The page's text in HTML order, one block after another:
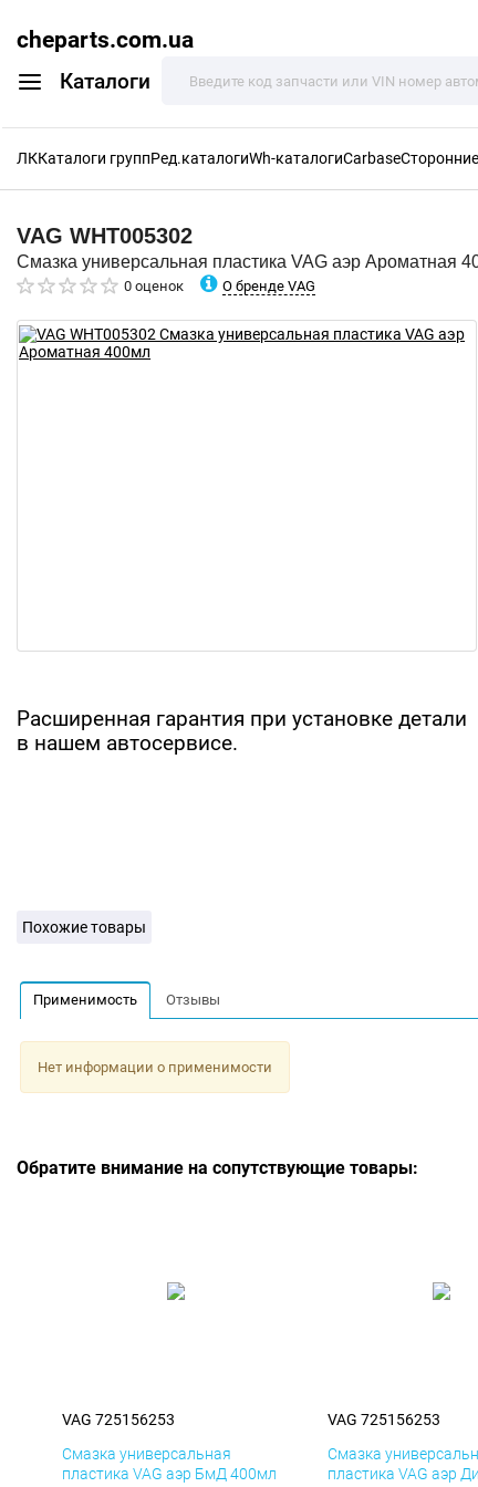
cheparts.com.ua
Каталоги
ЛККаталоги группРед.каталогиWh-каталогиCarbase
VAG WHT005302
Смазка универсальная пластика VAG аэр Ароматная
0 оценок О бренде VAG
Расширенная гарантия при установке детали
в нашем автосервисе.
Похожие товары
Применимость Отзывы
Нет информации о применимости
Обратите внимание на сопутствующие товары:
VAG 725156253
Смазка универсальная
пластика VAG аэр БмД 400мл
VAG 725156253
Смазка
пластика VAG аэр